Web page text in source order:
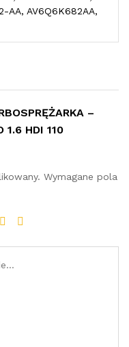
AA, AV6Q6K682AA,
–
1.6 HDI 110
Wymagane pola